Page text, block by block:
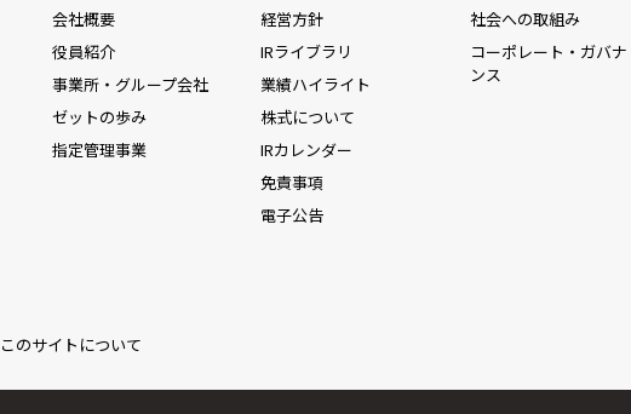
会社概要
役員紹介
事業所・グループ会社
ゼットの歩み
指定管理事業
経営方針
IRライブラリ
業績ハイライト
株式について
IRカレンダー
免責事項
電子公告
社会への取組み
コーポレート・ガバナ
ンス
このサイトについて